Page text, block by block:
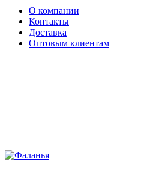
О компании
Контакты
Доставка
Оптовым клиентам